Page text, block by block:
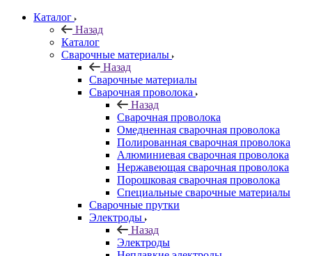
Каталог
Назад
Каталог
Сварочные материалы
Назад
Сварочные материалы
Сварочная проволока
Назад
Сварочная проволока
Омедненная сварочная проволока
Полированная сварочная проволока
Алюминиевая сварочная проволока
Нержавеющая сварочная проволока
Порошковая сварочная проволока
Специальные сварочные материалы
Сварочные прутки
Электроды
Назад
Электроды